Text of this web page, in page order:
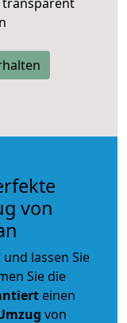
von
lassen Sie
Sie die
einen
von